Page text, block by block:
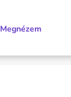
Megnézem